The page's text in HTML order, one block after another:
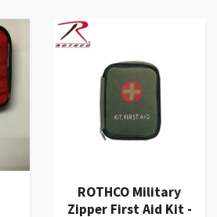
ROTHCO Military
Zipper First Aid Kit -